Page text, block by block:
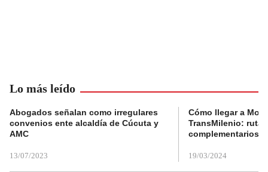
Lo más leído
Abogados señalan como irregulares
convenios ente alcaldía de Cúcuta y
AMC
13/07/2023
Cómo llegar a
TransMilenio:
complementarios
19/03/2024